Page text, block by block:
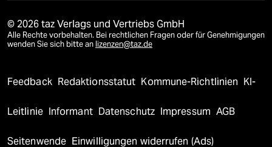
© 2026 taz Verlags und Vertriebs GmbH
Alle Rechte vorbehalten. Bei rechtlichen Fragen oder für Genehmigungen
wenden Sie sich bitte an lizenzen@taz.de
Feedback Redaktionsstatut Kommune-Richtlinien KI-
Leitlinie Informant Datenschutz Impressum AGB
Seitenwende Einwilligungen widerrufen (Ads)